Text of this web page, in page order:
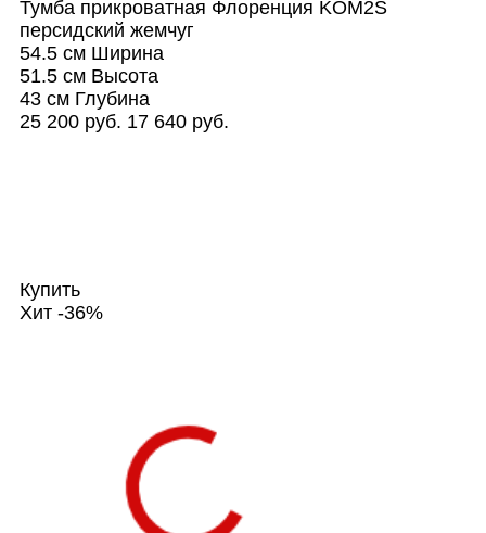
Тумба прикроватная Флоренция KOM2S
персидский жемчуг
54.5 смШирина
51.5 смВысота
43 смГлубина
25 200 руб. 17 640 руб.
Купить
Хит -36%